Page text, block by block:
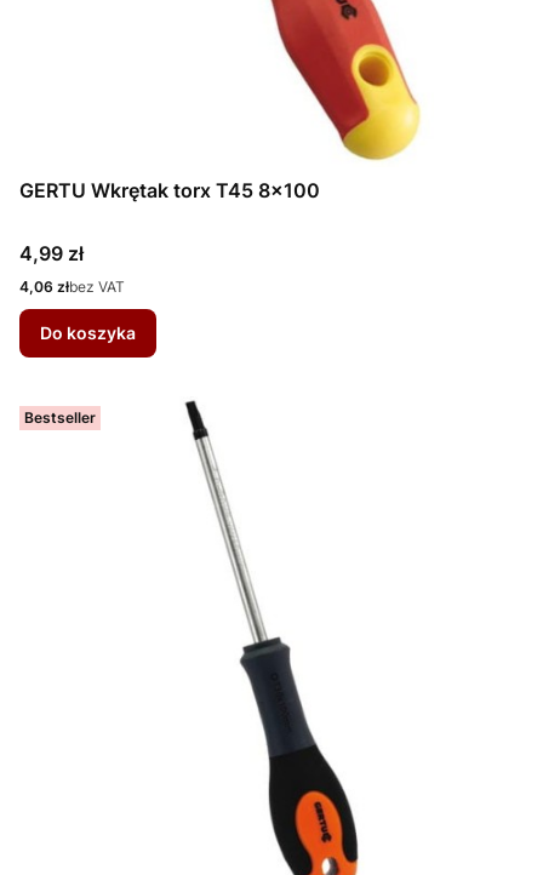
GERTU Wkrętak torx T45 8x100
Cena
4,99 zł
Cena
4,06 złbez VAT
Do koszyka
Bestseller